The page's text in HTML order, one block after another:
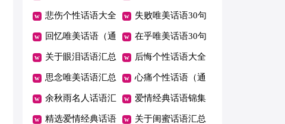
语大全50句精选 汇总50句精选
悲伤个性话语大全
70句精选
失败唯美话语30句
回忆唯美话语（通
用70句）
在乎唯美话语30句
精选
关于眼泪话语汇总
70句精选
后悔个性话语大全
（通用90句）
思念唯美话语汇总
60句精选
心痛个性话语（通
用40句）
余秋雨名人话语汇
总100句
爱情经典话语锦集
79条
精选爱情经典话语 关于闺蜜话语汇总